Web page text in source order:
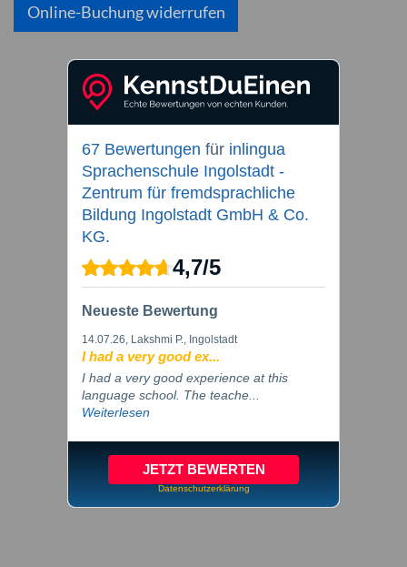
Online-Buchung widerrufen
67 Bewertungen für inlingua
Sprachenschule Ingolstadt -
Zentrum für fremdsprachliche
Bildung Ingolstadt GmbH & Co.
KG.
4,7/5
Neueste Bewertung
14.07.26, Lakshmi P., Ingolstadt
I had a very good ex...
I had a very good experience at this
language school. The teache...
Weiterlesen
JETZT BEWERTEN
Datenschutzerklärung